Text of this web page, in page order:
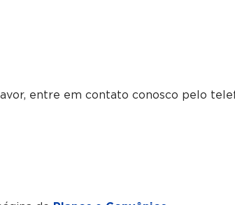
entre em contato conosco pelo